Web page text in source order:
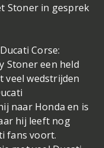
Stoner in gesprek
Corse:
Stoner een held
veel wedstrijden
naar Honda en is
hij leeft nog
fans voort.